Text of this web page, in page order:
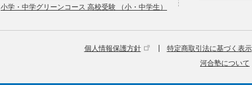
小学・中学グリーンコース 高校受験 （小・中学生）
個人情報保護方針 特定商取引法に基づく表示
河合塾について